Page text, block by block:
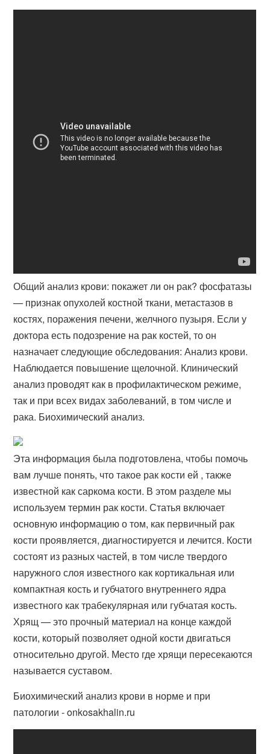
Общий анализ крови: покажет ли он рак? фосфатазы
— признак опухолей костной ткани, метастазов в
костях, поражения печени, желчного пузыря. Если у
доктора есть подозрение на рак костей, то он
назначает следующие обследования: Анализ крови.
Наблюдается повышение щелочной. Клинический
анализ проводят как в профилактическом режиме,
так и при всех видах заболеваний, в том числе и
рака. Биохимический анализ.
Эта информация была подготовлена, чтобы помочь
вам лучше понять, что такое рак кости ей , также
известной как саркома кости. В этом разделе мы
используем термин рак кости. Статья включает
основную информацию о том, как первичный рак
кости проявляется, диагностируется и лечится. Кости
состоят из разных частей, в том числе твердого
наружного слоя известного как кортикальная или
компактная кость и губчатого внутреннего ядра
известного как трабекулярная или губчатая кость.
Хрящ — это прочный материал на конце каждой
кости, который позволяет одной кости двигаться
относительно другой. Место где хрящи пересекаются
называется суставом.
Биохимический анализ крови в норме и при
патологии - onkosakhalin.ru